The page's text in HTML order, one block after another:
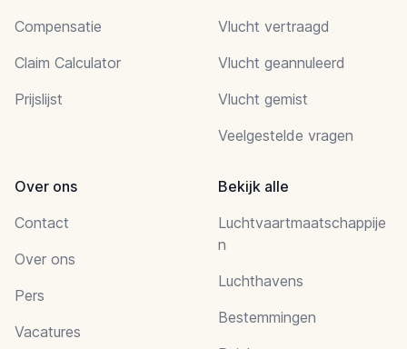
Compensatie
Claim Calculator
Prijslijst
Vlucht vertraagd
Vlucht geannuleerd
Vlucht gemist
Veelgestelde vragen
Over ons
Contact
Over ons
Pers
Vacatures
Bekijk alle
Luchtvaartmaatschappije
n
Luchthavens
Bestemmingen